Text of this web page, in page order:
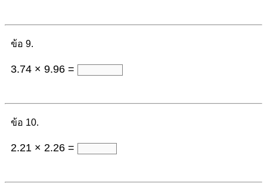
ข้อ 9.
3.74 × 9.96 =
ข้อ 10.
2.21 × 2.26 =